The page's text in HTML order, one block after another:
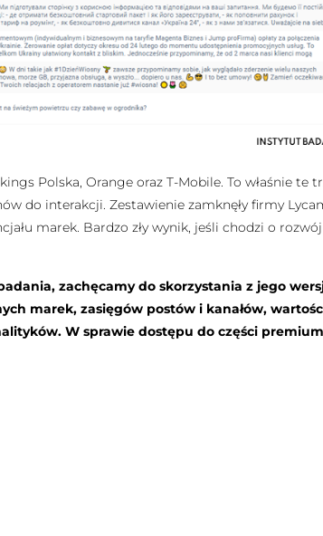
Polska, Orange oraz T-Mobile. To właśnie te
do interakcji. Zestawienie zamknęły firmy
marek. Bardzo zły wynik, jeśli chodzi o
zachęcamy do skorzystania z jego
marek, zasięgów postów i kanałów,
W sprawie dostępu do części